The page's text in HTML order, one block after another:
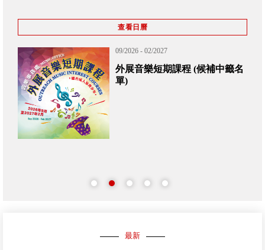
查看日曆
09/2026 - 02/2027
外展音樂短期課程 (候補中籤名
單)
最新